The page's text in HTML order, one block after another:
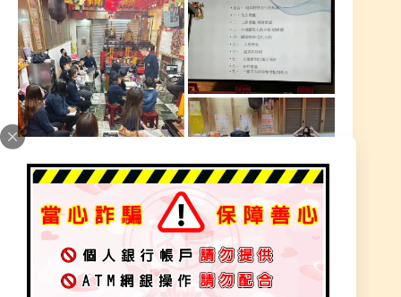
禮節、禮貌、態度、禮儀廉恥、倫理道德、人品觀
念、社會問題、心靈、想法觀念、神佛概念、人
道、天地萬物之靈、宗教團體、行善積德、福報累
積、珍惜與感恩、團隊的精神、神的力量、慈善的